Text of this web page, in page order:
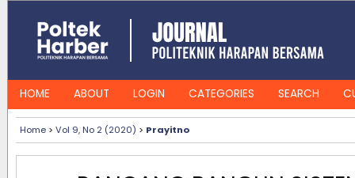
HOME ABOUT LOGIN CATEGORIES SEARCH
Home> Vol 9, No 2 (2020) > Prayitno